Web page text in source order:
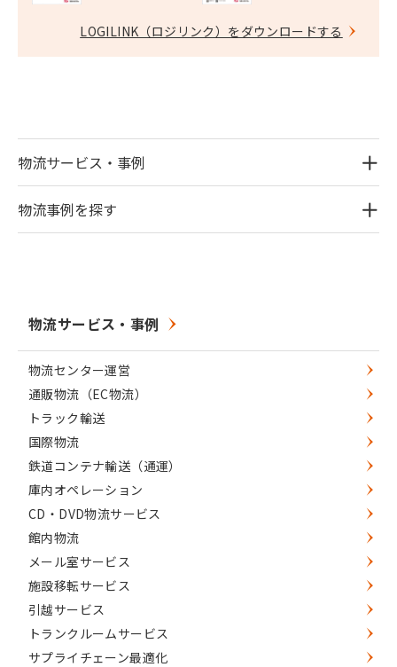
LOGILINK（ロジリンク）をダウンロードする
物流サービス・事例
物流事例を探す
物流サービス・事例
物流センター運営
通販物流（EC物流）
トラック輸送
国際物流
鉄道コンテナ輸送（通運）
庫内オペレーション
CD・DVD物流サービス
館内物流
メール室サービス
施設移転サービス
引越サービス
トランクルームサービス
サプライチェーン最適化